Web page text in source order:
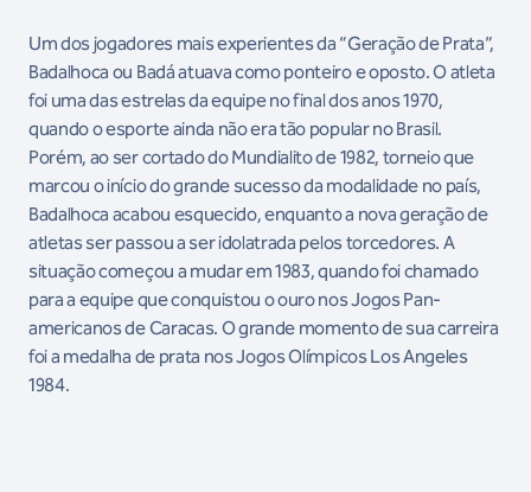
Um dos jogadores mais experientes da “Geração de Prata”,
Badalhoca ou Badá atuava como ponteiro e oposto. O atleta
foi uma das estrelas da equipe no final dos anos 1970,
quando o esporte ainda não era tão popular no Brasil.
Porém, ao ser cortado do Mundialito de 1982, torneio que
marcou o início do grande sucesso da modalidade no país,
Badalhoca acabou esquecido, enquanto a nova geração de
atletas ser passou a ser idolatrada pelos torcedores. A
situação começou a mudar em 1983, quando foi chamado
para a equipe que conquistou o ouro nos Jogos Pan-
americanos de Caracas. O grande momento de sua carreira
foi a medalha de prata nos Jogos Olímpicos Los Angeles
1984.